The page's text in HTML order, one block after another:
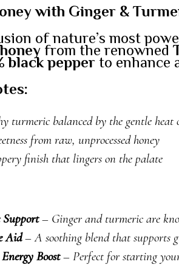
with Ginger &
of nature’s most
from the renowned
black pepperto enhance
turmeric balanced by the gentle heat
from raw, unprocessed honey
finish that lingers on the palate
– Ginger and turmeric are
Aid– A soothing blend that supports
Boost– Perfect for starting